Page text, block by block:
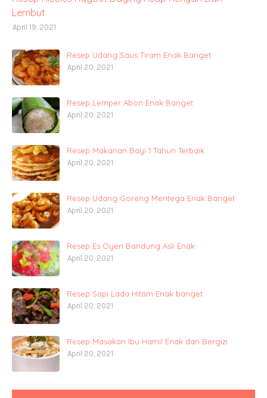
Lembut
April 19, 2021
Resep Udang Saus Tiram Enak Banget
April 20, 2021
Resep Lemper Abon Enak Banget
April 20, 2021
Resep Makanan Bayi 1 Tahun Terbaik
April 20, 2021
Resep Udang Goreng Mentega Enak Banget
April 20, 2021
Resep Es Oyen Bandung Asli Enak
April 20, 2021
Resep Sapi Lada Hitam Enak banget
April 20, 2021
Resep Masakan Ibu Hamil Enak dan Bergizi
April 20, 2021